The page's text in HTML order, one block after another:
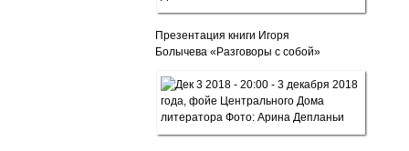
Презентация книги Игоря
Болычева «Разговоры с собой»